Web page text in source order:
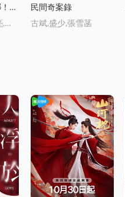
奧莉彿是狗（天哪！！）這家夥電影
小田切讓,池松壯亮,麻生久美子,本田翼,岡山天音,黑木華,鈴木慶一,永瀨正敏,佐藤浩市,島田久作,宇野祥平,香椎由宇,吉岡裡帆,鹿賀丈史,森川葵,菊地姬奈,高島政宏,浦井梨廣,深津繪裡
民間奇案錄
古斌,盛少,張雪菡